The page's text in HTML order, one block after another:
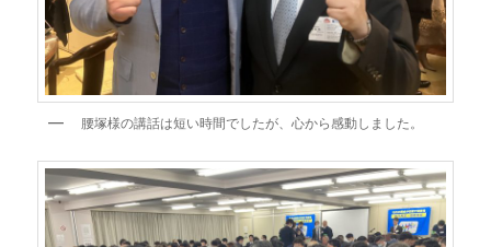
腰塚様の講話は短い時間でしたが、心から感動しました。